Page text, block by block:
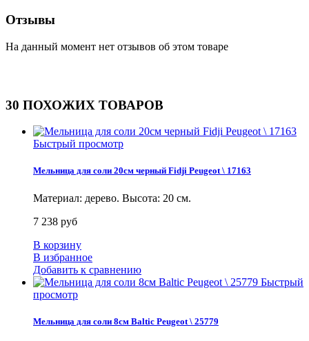
Отзывы
На данный момент нет отзывов об этом товаре
30 ПОХОЖИХ ТОВАРОВ
Быстрый просмотр
Мельница для соли 20см черный Fidji Peugeot \ 17163
Материал: дерево. Высота: 20 см.
7 238 руб
В корзину
В избранное
Добавить к сравнению
Быстрый
просмотр
Мельница для соли 8см Baltic Peugeot \ 25779